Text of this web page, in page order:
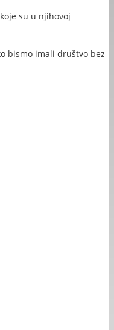
su u njihovoj
bismo imali društvo bez